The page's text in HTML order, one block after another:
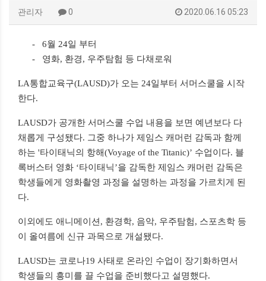
관리자 0 2020.06.16 05:23
- 6월 24일 부터
-
영화, 환경, 우주탐험 등 다채로워
LA통합교육구(LAUSD)가 오는 24일부터 서머스쿨을 시작
한다.
LAUSD가 공개한 서머스쿨 수업 내용을 보면 예년보다 다
채롭게 구성됐다. 그중 하나가 제임스 캐머런 감독과 함께
하는 '타이태닉의 항해(Voyage of the Titanic)’ 수업이다. 블
록버스터 영화 ‘타이태닉’을 감독한 제임스 캐머런 감독은
학생들에게 영화촬영 과정을 설명하는 과정을 가르치게 된
다.
이외에도 애니메이션, 환경학, 음악, 우주탐험, 스포츠학 등
이 올여름에 신규 과목으로 개설됐다.
LAUSD는 코로나19 사태로 온라인 수업이 장기화하면서
학생들의 흥미를 끌 수업을 준비했다고 설명했다.